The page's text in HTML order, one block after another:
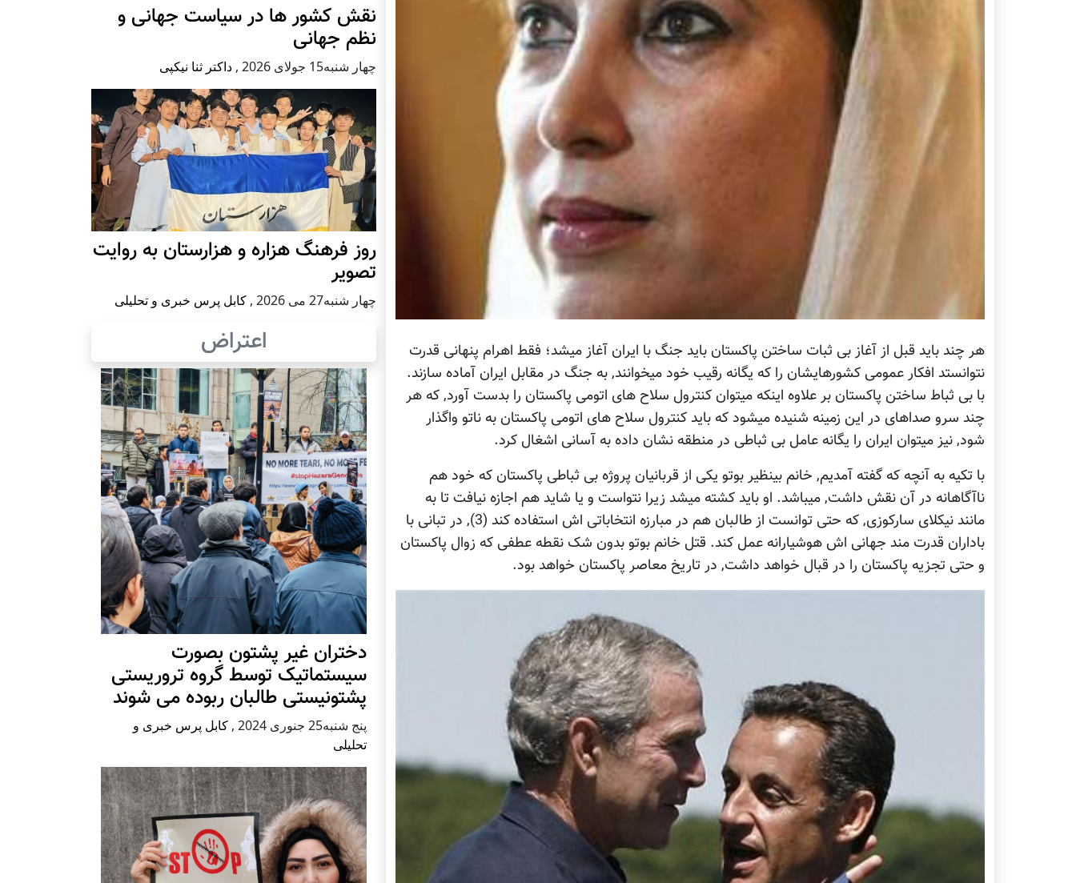
هر چند باید قبل از آغاز بی ثبات ساختن پاکستان باید جنگ با ایران آغاز میشد؛ فقط اهرام پنهانی قدرت
نتوانستد افکار عمومی کشورهایشان را که یگانه رقیب خود میخوانند, به جنگ در مقابل ایران آماده سازند.
با بی ثباط ساختن پاکستان بر علاوه اینکه میتوان کنترول سلاح های اتومی پاکستان را بدست آورد, که هر
چند سرو صداهای در این زمینه شنیده میشود که باید کنترول سلاح های اتومی پاکستان به ناتو واگذار
شود, نیز میتوان ایران را یگانه عامل بی ثباطی در منطقه نشان داده به آسانی اشغال کرد.
با تکیه به آنچه که گفته آمدیم, خانم بینظیر بوتو یکی از قربانیان پروژه بی ثباطی پاکستان که خود هم
ناآگاهانه در آن نقش داشت, میباشد. او باید کشته میشد زیرا نتواست و یا شاید هم اجازه نیافت تا به
مانند نیکلای سارکوزی, که حتی توانست از طالبان هم در مبارزه انتخاباتی اش استفاده کند (3), در تبانی با
باداران قدرت مند جهانی اش هوشیارانه عمل کند. قتل خانم بوتو بدون شک نقطه عطفی که زوال پاکستان
و حتی تجزیه پاکستان را در قبال خواهد داشت, در تاریخ معاصر پاکستان خواهد بود.
نقش کشور ها در سیاست جهانی و
نظم جهانی
چهار شنبه15 جولای 2026 , داکتر ثنا نیکپی
روز فرهنگ هزاره و هزارستان به روایت
تصویر
چهار شنبه27 می 2026 , کابل پرس خبری و تحلیلی
اعتراض
دختران غیر پشتون بصورت
سیستماتیک توسط گروه تروریستی
پشتونیستی طالبان ربوده می شوند
پنج شنبه25 جنوری 2024 , کابل پرس خبری و
تحلیلی